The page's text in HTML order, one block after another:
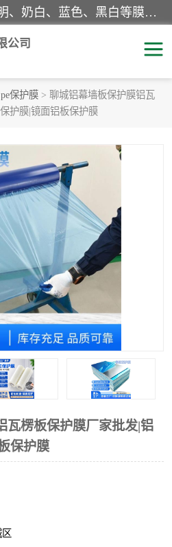
该类保护膜有复合，透明、奶白、蓝色、黑白等膜型。特高粘，高粘，中高粘，中粘，中低粘，低粘等。对于不同的粘力要求有相应的产品相适配。无胶渍残留污染。在较宽的收卷幅度下平整无皱纹，收卷长度大，利于机械化及自动化施工粘贴。为您的产品提供的表面保护解决方案。 产品广泛适用于：铝材、不锈钢、金属、塑料、电子、家电、家具、玻璃、化工材料、装饰材料等。
公司
pe保护膜 > 聊城铝幕墙板保护膜铝瓦
护膜|镜面铝板保护膜
瓦楞板保护膜厂家批发|铝
保护膜
区
包装膜
透明保护膜
乳白保护膜
纯黑保护膜
彩钢板保护膜
两边上胶保护膜
铝板保护膜
一次性隔离膜